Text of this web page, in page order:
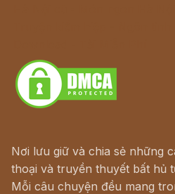
Nơi lưu giữ và chia sẻ những
thoại và truyền thuyết bất hủ
Mỗi câu chuyện đều mang